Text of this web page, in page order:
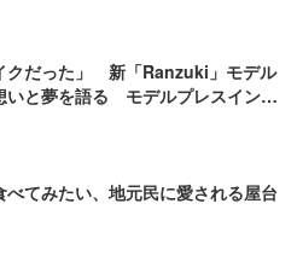
クだった」 新「Ranzuki」モデル
いと夢を語る モデルプレスインタ
べてみたい、地元民に愛される屋台